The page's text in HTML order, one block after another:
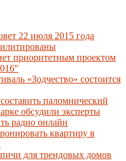
22 июля 2015 года
приоритетным проектом
«Зодчество» состоится
паломнический
обсудили эксперты
радио онлайн
квартиру в
для трендовых домов